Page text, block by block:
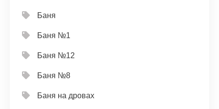
Баня
Баня №1
Баня №12
Баня №8
Баня на дровах